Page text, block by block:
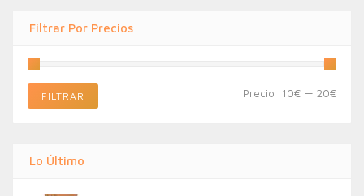
Filtrar Por Precios
FILTRAR Precio: 10€ — 20€
Lo Último